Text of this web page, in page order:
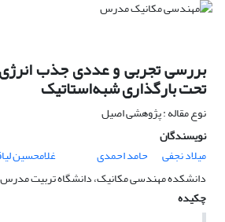
بررسی تجربی و عددی جذب
تحت بارگذاری شبه‌استاتیک
نوع مقاله : پژوهشی اصیل
نویسندگان
میلاد نجفی
حامد احمدی
غلامحسین
دانشکده مهندسی مکانیک، دانشگاه تربیت مدرس،
چکیده